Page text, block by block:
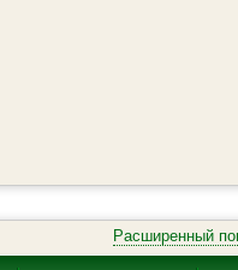
Расширенный